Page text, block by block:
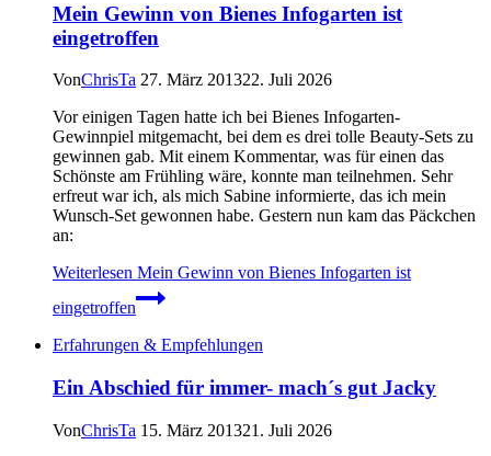
Mein Gewinn von Bienes Infogarten ist
eingetroffen
VonChrisTa 27. März 201322. Juli 2026
Vor einigen Tagen hatte ich bei Bienes Infogarten-
Gewinnpiel mitgemacht, bei dem es drei tolle Beauty-Sets zu
gewinnen gab. Mit einem Kommentar, was für einen das
Schönste am Frühling wäre, konnte man teilnehmen. Sehr
erfreut war ich, als mich Sabine informierte, das ich mein
Wunsch-Set gewonnen habe. Gestern nun kam das Päckchen
an:
Weiterlesen Mein Gewinn von Bienes Infogarten ist
eingetroffen
Erfahrungen & Empfehlungen
Ein Abschied für immer- mach´s gut Jacky
VonChrisTa 15. März 201321. Juli 2026